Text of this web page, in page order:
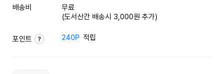
배송비
무료
(도서산간 배송시 3,000원 추가)
포인트 240P 적립